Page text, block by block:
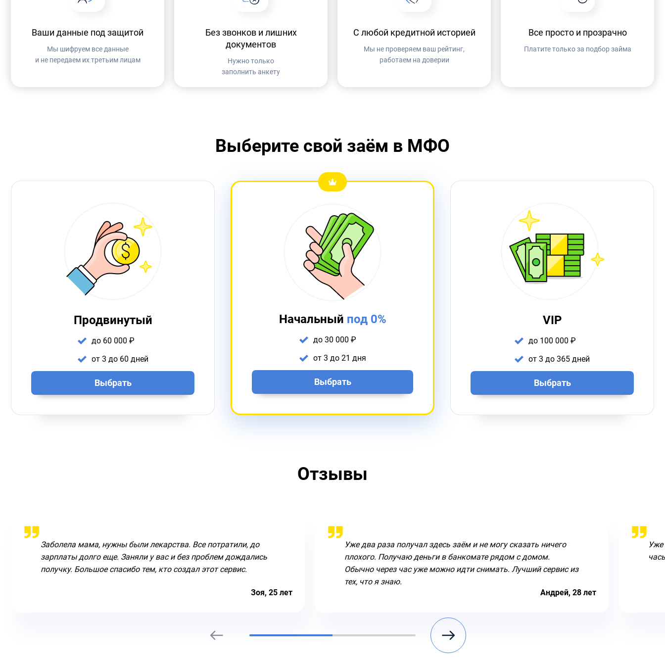
Ваши данные под защитой
Мы шифруем все данные
и не передаем их третьим лицам
Без звонков и лишних
документов
Нужно только
заполнить анкету
C любой кредитной историей
Мы не проверяем ваш рейтинг,
работаем на доверии
Все просто и прозрачно
Платите только за подбор займа
Выберите свой заём в МФО
Начальный под 0%
до 30 000 ₽
от 3 до 21 дня
Выбрать
Продвинутый
до 60 000 ₽
от 3 до 60 дней
Выбрать
VIP
до 100 000 ₽
от 3 до 365 дней
Выбрать
Отзывы
Заболела мама, нужны были лекарства. Все потратили, до
зарплаты долго еще. Заняли у вас и без проблем дождались
получку. Большое спасибо тем, кто создал этот сервис.
Зоя, 25 лет
Уже два раза получал здесь заём и не могу сказать ничего
плохого. Получаю деньги в банкомате рядом с домом.
Обычно через час уже можно идти снимать. Лучший сервис из
тех, что я знаю.
Андрей, 28 лет
Уже